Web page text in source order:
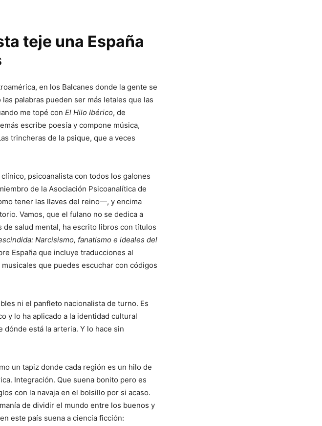
teje una España
en los Balcanes donde la gente se
palabras pueden ser más letales que las
me topé con El Hilo Ibérico, de
escribe poesía y compone música,
trincheras de la psique, que a veces
psicoanalista con todos los galones
de la Asociación Psicoanalítica de
tener las llaves del reino—, y encima
Vamos, que el fulano no se dedica a
salud mental, ha escrito libros con títulos
Narcisismo, fanatismo e ideales del
España que incluye traducciones al
que puedes escuchar con códigos
ni el panfleto nacionalista de turno. Es
y lo ha aplicado a la identidad cultural
está la arteria. Y lo hace sin
un tapiz donde cada región es un hilo de
Integración. Que suena bonito pero es
con la navaja en el bolsillo por si acaso.
de dividir el mundo entre los buenos y
este país suena a ciencia ficción: